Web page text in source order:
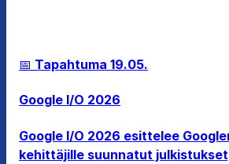
terveydenhuollossa,
📅 Tapahtuma 19.05.
Google I/O 2026
Google I/O 2026 esittelee
kehittäjille suunnatut